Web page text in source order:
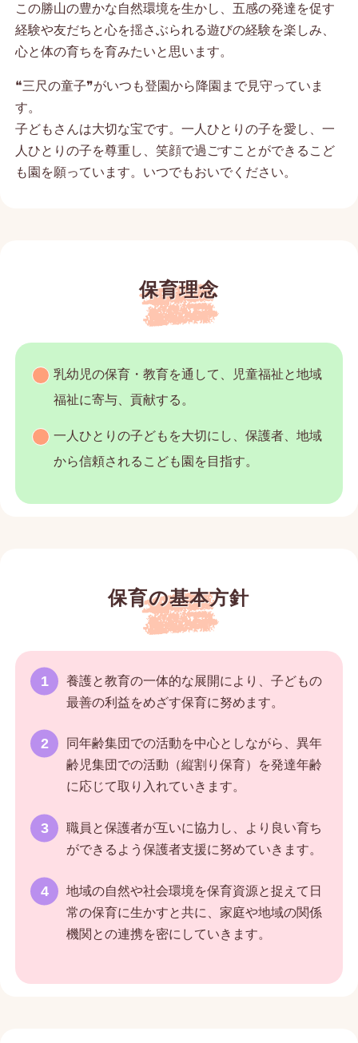
この勝山の豊かな自然環境を生かし、五感の発達を促す
経験や友だちと心を揺さぶられる遊びの経験を楽しみ、
心と体の育ちを育みたいと思います。
❝三尺の童子❞がいつも登園から降園まで見守っていま
す。
子どもさんは大切な宝です。一人ひとりの子を愛し、一
人ひとりの子を尊重し、笑顔で過ごすことができるこど
も園を願っています。いつでもおいでください。
保育理念
乳幼児の保育・教育を通して、児童福祉と地域
福祉に寄与、貢献する。
一人ひとりの子どもを大切にし、保護者、地域
から信頼されるこども園を目指す。
保育の基本方針
養護と教育の一体的な展開により、子どもの
最善の利益をめざす保育に努めます。
同年齢集団での活動を中心としながら、異年
齢児集団での活動（縦割り保育）を発達年齢
に応じて取り入れていきます。
職員と保護者が互いに協力し、より良い育ち
ができるよう保護者支援に努めていきます。
地域の自然や社会環境を保育資源と捉えて日
常の保育に生かすと共に、家庭や地域の関係
機関との連携を密にしていきます。